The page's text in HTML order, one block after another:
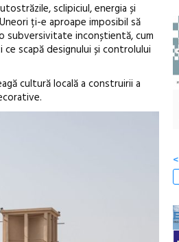
sclipiciul, energia și
ți-e aproape imposibil să
subversivitate inconștientă, cum
scapă designului și controlului
cultură locală a construirii a
<